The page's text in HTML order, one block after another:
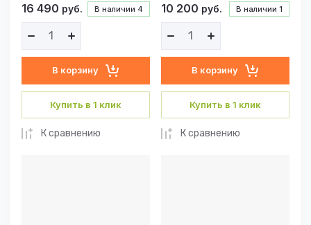
В наличии 4
16 490 руб.
В корзину
Купить в 1 клик
К сравнению
В наличии 1
10 200 руб.
В корзину
Купить в 1 клик
К сравнению